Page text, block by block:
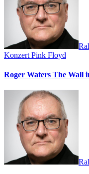
Konzert Pink Floyd
Roger Waters The Wall